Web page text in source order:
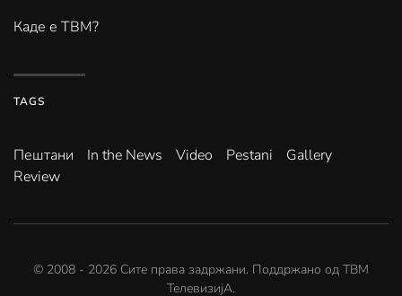
Каде е ТВМ?
TAGS
Пештани In the News Video Pestani
Gallery
Review
© 2008 - 2026 Сите права задржани. Поддржано од ТВМ
ТелевизијА.